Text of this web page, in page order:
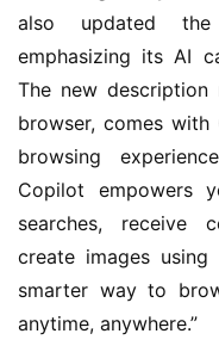
n
1
1
W
i
0
P
also updated the
emphasizing its AI
The new description
browser, comes
browsing
Copilot empowers
searches, receive
create images
smarter way to
anytime, anywhere.”